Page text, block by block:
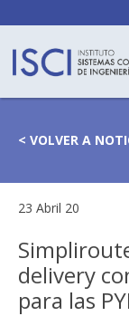
< VOLVER A
23 Abril 20
delivery
para las